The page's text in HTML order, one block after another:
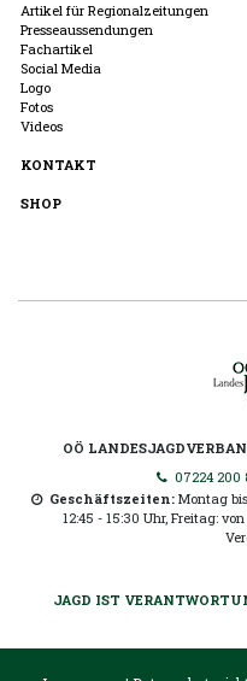
Artikel für Regionalzeitungen
Presseaussendungen
Fachartikel
Social Media
Logo
Fotos
Videos
KONTAKT
SHOP
OÖ
07224 200
Geschäftszeiten: Montag
12:45 - 15:30 Uhr, Freitag:
JAGD IST